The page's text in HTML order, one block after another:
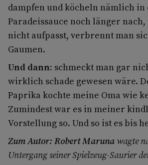
dampfen und köcheln nämlich in
Paradeissauce noch länger
nicht aufpasst, verbrennt man
Gaumen.
Und dann: schmeckt man gar
wirklich schade gewesen wäre.
Paprika kochte meine Oma wie
Zumindest war es in meiner
Vorstellung so. Und so ist es bis
Zum Autor: Robert Maruna wagte
Untergang seiner Spielzeug-Saurier